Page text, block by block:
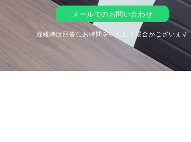
メールでのお問い合わせ
混雑時は回答にお時間をいただく場合がございます